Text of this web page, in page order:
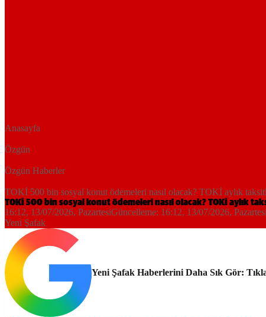
Anasayfa
Özgün
Özgün Haberler
TOKİ 500 bin sosyal konut ödemeleri nasıl olacak? TOKİ aylık
TOKİ 500 bin sosyal konut ödemeleri nasıl olacak? TOKİ aylık
16:12, 13/07/2026, PazartesiGüncelleme: 16:12, 13/07/2026, Pazartesi
Yeni Şafak
Yeni Şafak Haberlerini Daha Sık Gör: